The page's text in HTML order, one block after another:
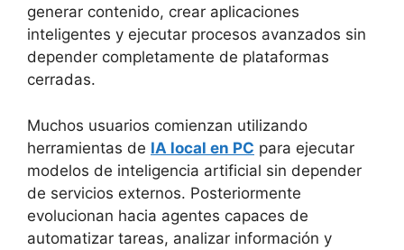
generar contenido, crear aplicaciones
inteligentes y ejecutar procesos avanzados sin
depender completamente de plataformas
cerradas.
Muchos usuarios comienzan utilizando
herramientas de IA local en PC para ejecutar
modelos de inteligencia artificial sin depender
de servicios externos. Posteriormente
evolucionan hacia agentes capaces de
automatizar tareas, analizar información y